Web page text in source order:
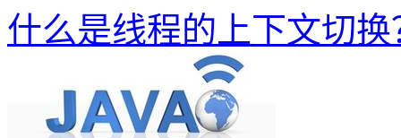
什么是线程的上下文切换